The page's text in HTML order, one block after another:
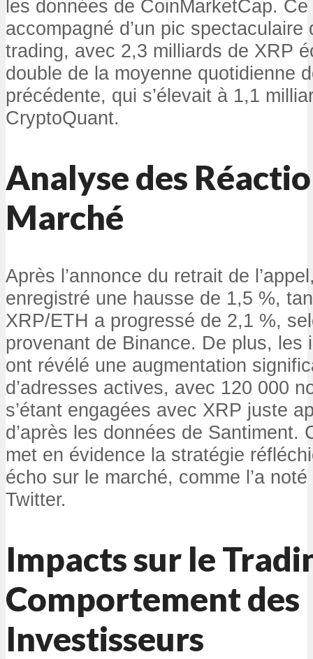
les données de CoinMarketCap.
accompagné d’un pic
trading, avec 2,3 milliards de XRP
double de la moyenne quotidienne
précédente, qui s’élevait à 1,1
CryptoQuant.
Analyse des
Marché
Après l’annonce du retrait de
enregistré une hausse de 1,5 %,
XRP/ETH a progressé de 2,1 %,
provenant de Binance. De plus, les
ont révélé une augmentation
d’adresses actives, avec 120 000
s’étant engagées avec XRP juste
d’après les données de Santiment.
met en évidence la stratégie
écho sur le marché, comme l’a
Twitter.
Impacts sur le
Comportement des
Investisseurs